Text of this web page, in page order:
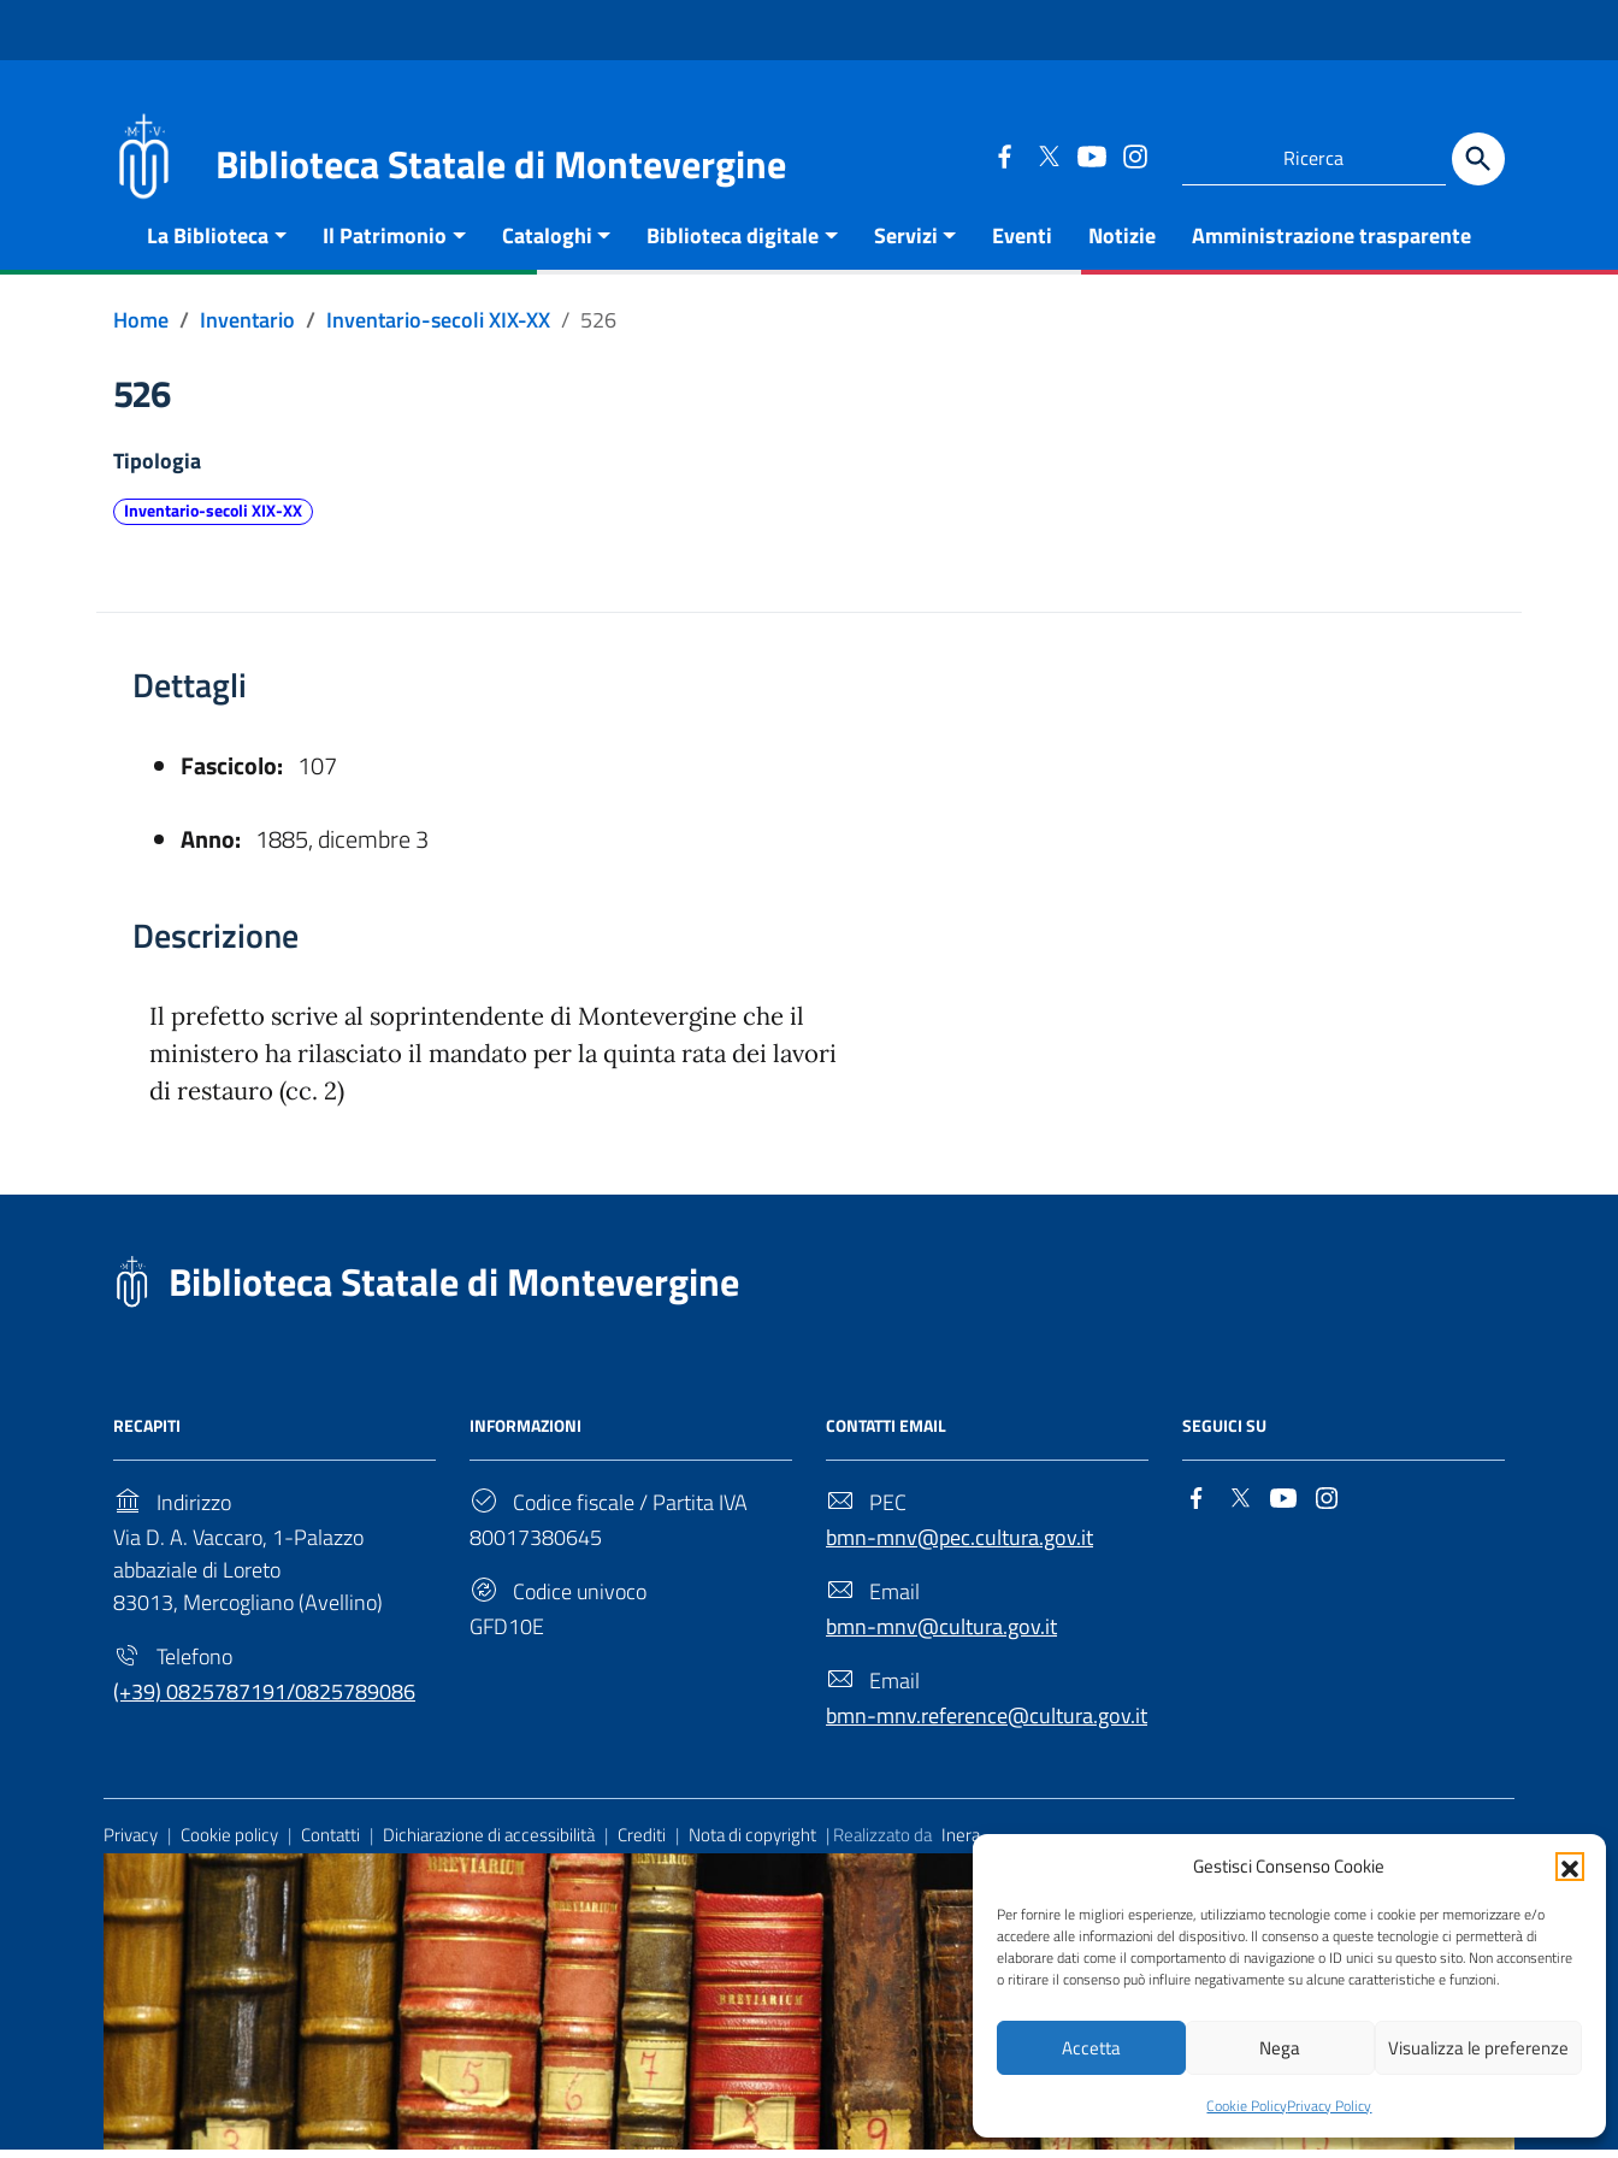
Gestisci Consenso Cookie
Per fornire le migliori esperienze, utilizziamo tecnologie come i cookie per memorizzare e/o
accedere alle informazioni del dispositivo. Il consenso a queste tecnologie ci permetterà di
elaborare dati come il comportamento di navigazione o ID unici su questo sito. Non acconsentire
o ritirare il consenso può influire negativamente su alcune caratteristiche e funzioni.
Accetta Nega Visualizza le preferenze
Cookie PolicyPrivacy Policy
Biblioteca Statale di Montevergine
La Biblioteca Il Patrimonio Cataloghi Biblioteca digitale Servizi Eventi Notizie Amministrazione trasparente
Home Inventario Inventario-secoli XIX-XX 526
526
Tipologia
Inventario-secoli XIX-XX
Dettagli
Fascicolo: 107
Anno: 1885, dicembre 3
Descrizione
Il prefetto scrive al soprintendente di Montevergine che il
ministero ha rilasciato il mandato per la quinta rata dei lavori
di restauro (cc. 2)
Biblioteca Statale di Montevergine
RECAPITI
Indirizzo
Via D. A. Vaccaro, 1-Palazzo
abbaziale di Loreto
83013, Mercogliano (Avellino)
Telefono
(+39) 0825787191/0825789086
INFORMAZIONI
Codice fiscale / Partita IVA
80017380645
Codice univoco
GFD10E
CONTATTI EMAIL
PEC
bmn-mnv@pec.cultura.gov.it
Email
bmn-mnv@cultura.gov.it
Email
bmn-mnv.reference@cultura.gov.it
SEGUICI SU
Useful Links Section
Privacy | Cookie policy | Contatti | Dichiarazione di accessibilità | Crediti | Nota di copyright | Realizzato da Inera